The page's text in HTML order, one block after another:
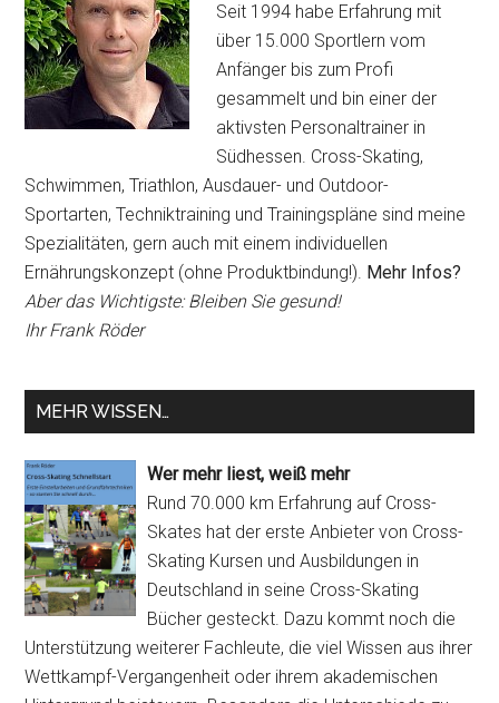
Seit 1994 habe Erfahrung mit
über 15.000 Sportlern vom
Anfänger bis zum Profi
gesammelt und bin einer der
aktivsten Personaltrainer in
Südhessen. Cross-Skating,
Schwimmen, Triathlon, Ausdauer- und Outdoor-
Sportarten, Techniktraining und Trainingspläne sind meine
Spezialitäten, gern auch mit einem individuellen
Ernährungskonzept (ohne Produktbindung!). Mehr Infos?
Aber das Wichtigste: Bleiben Sie gesund!
Ihr Frank Röder
MEHR WISSEN…
Wer mehr liest, weiß mehr
Rund 70.000 km Erfahrung auf Cross-
Skates hat der erste Anbieter von Cross-
Skating Kursen und Ausbildungen in
Deutschland in seine Cross-Skating
Bücher gesteckt. Dazu kommt noch die
Unterstützung weiterer Fachleute, die viel Wissen aus ihrer
Wettkampf-Vergangenheit oder ihrem akademischen